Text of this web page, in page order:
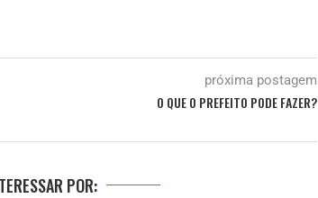
próxima postagem
O QUE O PREFEITO PODE FAZER?
POR: